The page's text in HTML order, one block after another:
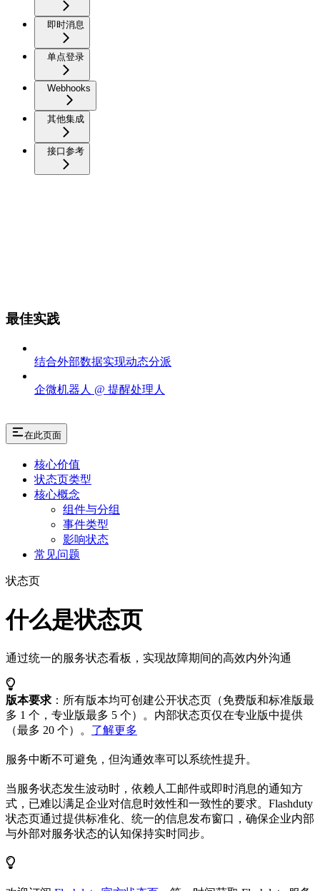
即时消息
单点登录
Webhooks
其他集成
接口参考
最佳实践
结合外部数据实现动态分派
企微机器人 @ 提醒处理人
在此页面
核心价值
状态页类型
核心概念
组件与分组
事件类型
影响状态
常见问题
状态页
什么是状态页
通过统一的服务状态看板，实现故障期间的高效内外沟通
版本要求 ：所有版本均可创建公开状态页（免费版和标准版最
多 1 个，专业版最多 5 个）。内部状态页仅在专业版中提供
（最多 20 个）。 了解更多
服务中断不可避免，但沟通效率可以系统性提升。
当服务状态发生波动时，依赖人工邮件或即时消息的通知方
式，已难以满足企业对信息时效性和一致性的要求。Flashduty
状态页通过提供标准化、统一的信息发布窗口，确保企业内部
与外部对服务状态的认知保持实时同步。